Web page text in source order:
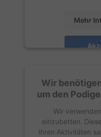
Mehr
Wir
um den
Wir
einzubetten.
Ihren Aktivitäten